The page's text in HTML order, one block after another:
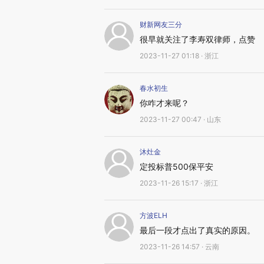
财新网友三分
很早就关注了李寿双律师，点赞
2023-11-27 01:18 · 浙江
春水初生
你咋才来呢？
2023-11-27 00:47 · 山东
沐灶金
定投标普500保平安
2023-11-26 15:17 · 浙江
方波ELH
最后一段才点出了真实的原因。
2023-11-26 14:57 · 云南